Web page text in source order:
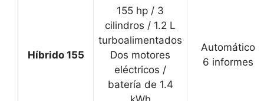
Híbrido 155
155 hp / 3
cilindros / 1.2 L
turboalimentados
Dos motores
eléctricos /
batería de 1.4
Automático
6 informes